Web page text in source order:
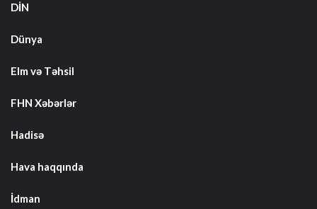
DİN
Dünya
Elm və Təhsil
FHN Xəbərlər
Hadisə
Hava haqqında
İdman